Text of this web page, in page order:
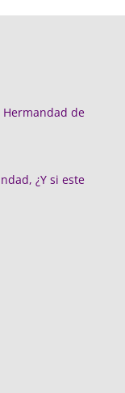
Hermandad de
¿Y si este